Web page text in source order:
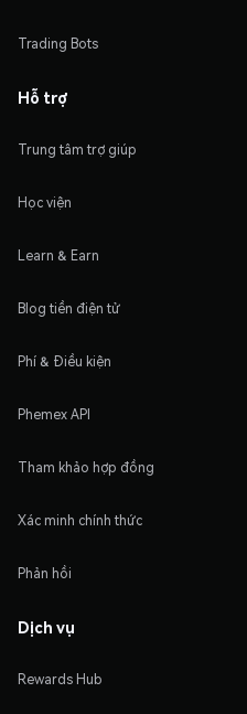
Trading Bots
Hỗ trợ
Trung tâm trợ giúp
Học viện
Learn & Earn
Blog tiền điện tử
Phí & Điều kiện
Phemex API
Tham khảo hợp đồng
Xác minh chính thức
Phản hồi
Dịch vụ
Rewards Hub